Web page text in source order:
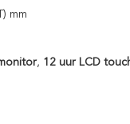
mm
, 12 uur LCD